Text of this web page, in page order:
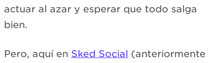
actuar al azar y esperar que todo salga
bien.
Pero, aquí en Sked Social (anteriormente